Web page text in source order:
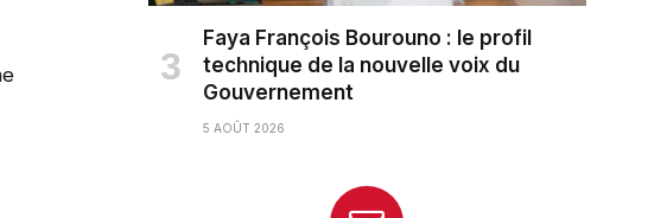
Faya François Bourouno : le profil
technique de la nouvelle voix du
Gouvernement
5 AOÛT 2026